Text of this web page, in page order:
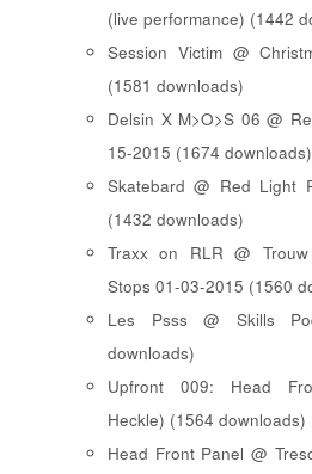
(live performance) (1442
Session Victim @
(1581 downloads)
Delsin X M>O>S 06 @
15-2015 (1674 downloads)
Skatebard @ Red Light
(1432 downloads)
Traxx on RLR @
Stops 01-03-2015 (1560
Les Psss @ Skills
downloads)
Upfront 009: Head
Heckle) (1564 downloads)
Head Front Panel @